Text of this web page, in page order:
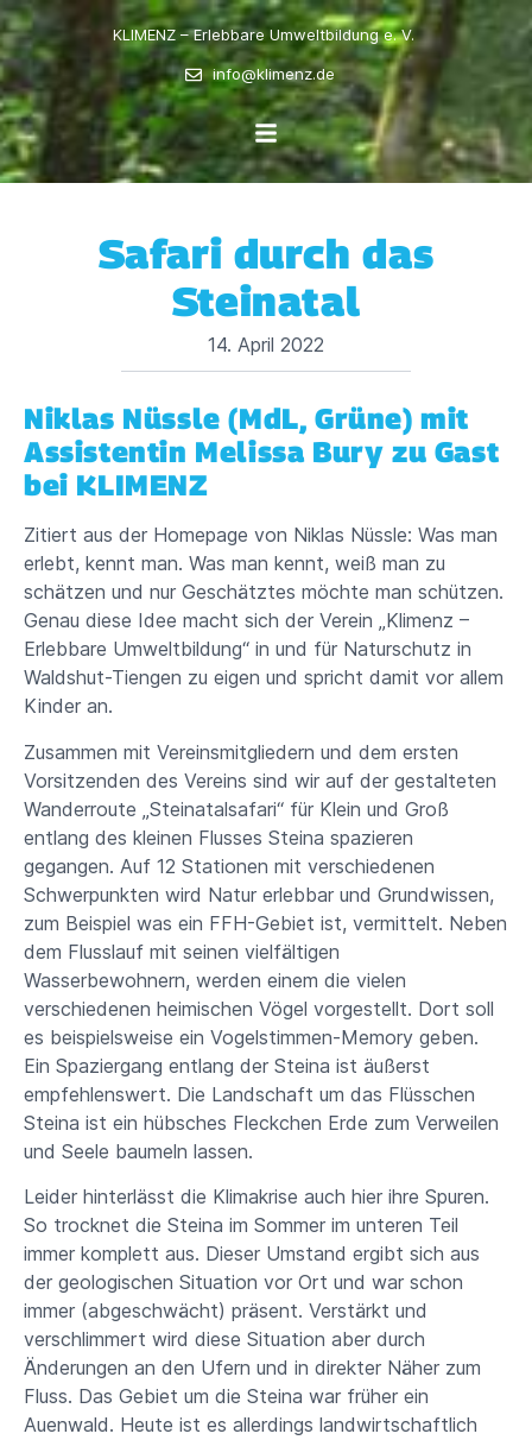
KLIMENZ – Erlebbare Umweltbildung e. V.
info@klimenz.de
Safari durch das
Steinatal
14. April 2022
Niklas Nüssle (MdL, Grüne) mit
Assistentin Melissa Bury zu Gast
bei KLIMENZ
Zitiert aus der Homepage von Niklas Nüssle: Was man
erlebt, kennt man. Was man kennt, weiß man zu
schätzen und nur Geschätztes möchte man schützen.
Genau diese Idee macht sich der Verein „Klimenz –
Erlebbare Umweltbildung“ in und für Naturschutz in
Waldshut-Tiengen zu eigen und spricht damit vor allem
Kinder an.
Zusammen mit Vereinsmitgliedern und dem ersten
Vorsitzenden des Vereins sind wir auf der gestalteten
Wanderroute „Steinatalsafari“ für Klein und Groß
entlang des kleinen Flusses Steina spazieren
gegangen. Auf 12 Stationen mit verschiedenen
Schwerpunkten wird Natur erlebbar und Grundwissen,
zum Beispiel was ein FFH-Gebiet ist, vermittelt. Neben
dem Flusslauf mit seinen vielfältigen
Wasserbewohnern, werden einem die vielen
verschiedenen heimischen Vögel vorgestellt. Dort soll
es beispielsweise ein Vogelstimmen-Memory geben.
Ein Spaziergang entlang der Steina ist äußerst
empfehlenswert. Die Landschaft um das Flüsschen
Steina ist ein hübsches Fleckchen Erde zum Verweilen
und Seele baumeln lassen.
Leider hinterlässt die Klimakrise auch hier ihre Spuren.
So trocknet die Steina im Sommer im unteren Teil
immer komplett aus. Dieser Umstand ergibt sich aus
der geologischen Situation vor Ort und war schon
immer (abgeschwächt) präsent. Verstärkt und
verschlimmert wird diese Situation aber durch
Änderungen an den Ufern und in direkter Näher zum
Fluss. Das Gebiet um die Steina war früher ein
Auenwald. Heute ist es allerdings landwirtschaftlich